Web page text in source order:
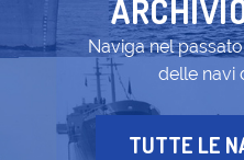
Naviga nel
delle navi
TUTTE LE